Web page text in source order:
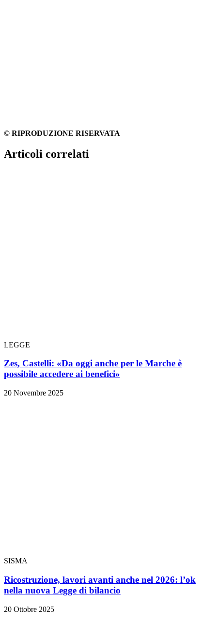
© RIPRODUZIONE RISERVATA
Articoli correlati
LEGGE
Zes, Castelli: «Da oggi anche per le Marche è
possibile accedere ai benefici»
20 Novembre 2025
SISMA
Ricostruzione, lavori avanti anche nel 2026: l’ok
nella nuova Legge di bilancio
20 Ottobre 2025